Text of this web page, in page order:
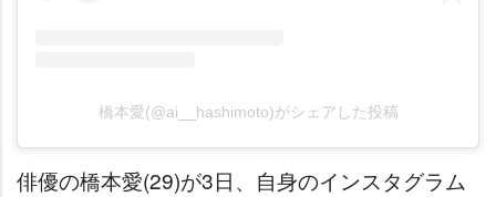
橋本愛(@ai__hashimoto)がシェアした投稿
俳優の橋本愛(29)が3日、自身のインスタグラム